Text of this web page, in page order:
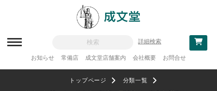
お知らせ 常備店 成文堂店舗案内 会社概要 お問合せ
詳細検索
トップページ
分類一覧